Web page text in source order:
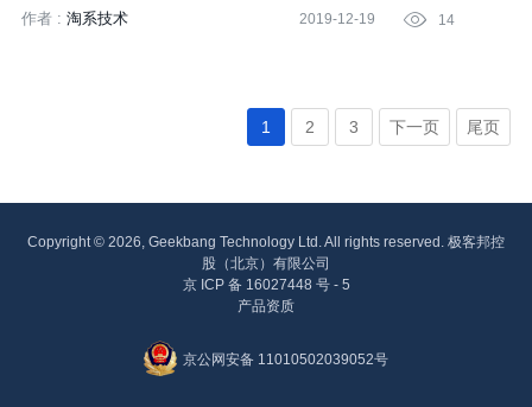
作者 : 淘系技术 2019-12-19  14
1 2 3 下一页 尾页
Copyright © 2026, Geekbang Technology Ltd. All rights reserved. 极客邦控
股（北京）有限公司
京 ICP 备 16027448 号 - 5
产品资质
京公网安备 11010502039052号